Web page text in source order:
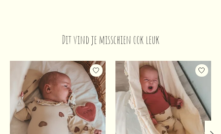
Dit vind je misschien ook leuk
Items van productcarrousel